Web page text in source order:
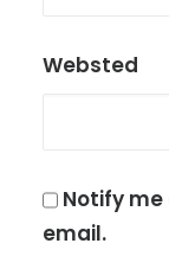
Websted
Notify
email.